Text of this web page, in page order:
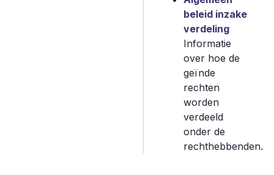
beleid inzake
verdeling
Informatie
over hoe de
geïnde
rechten
worden
verdeeld
onder de
rechthebbenden.